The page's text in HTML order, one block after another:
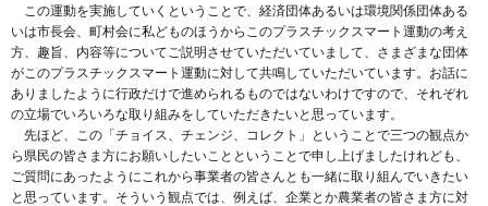
この運動を実施していくということで、経済団体あるいは環境関係団体ある
いは市長会、町村会に私どものほうからこのプラスチックスマート運動の考え
方、趣旨、内容等についてご説明させていただいていまして、さまざまな団体
がこのプラスチックスマート運動に対して共鳴していただいています。お話に
ありましたように行政だけで進められるものではないわけですので、それぞれ
の立場でいろいろな取り組みをしていただきたいと思っています。
先ほど、この「チョイス、チェンジ、コレクト」ということで三つの観点か
ら県民の皆さま方にお願いしたいことということで申し上げましたけれども、
ご質問にあったようにこれから事業者の皆さんとも一緒に取り組んでいきたい
と思っています。そういう観点では、例えば、企業とか農業者の皆さま方に対